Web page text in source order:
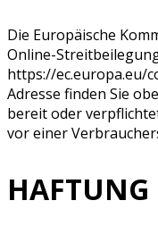
Die Europäische
Online-
https://ec.europa.eu/
Adresse finden Sie
bereit oder
vor einer